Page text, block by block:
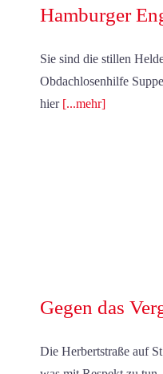
Hamburger
Sie sind die stillen
Obdachlosenhilfe
hier [...mehr]
Gegen das
Die Herbertstraße auf